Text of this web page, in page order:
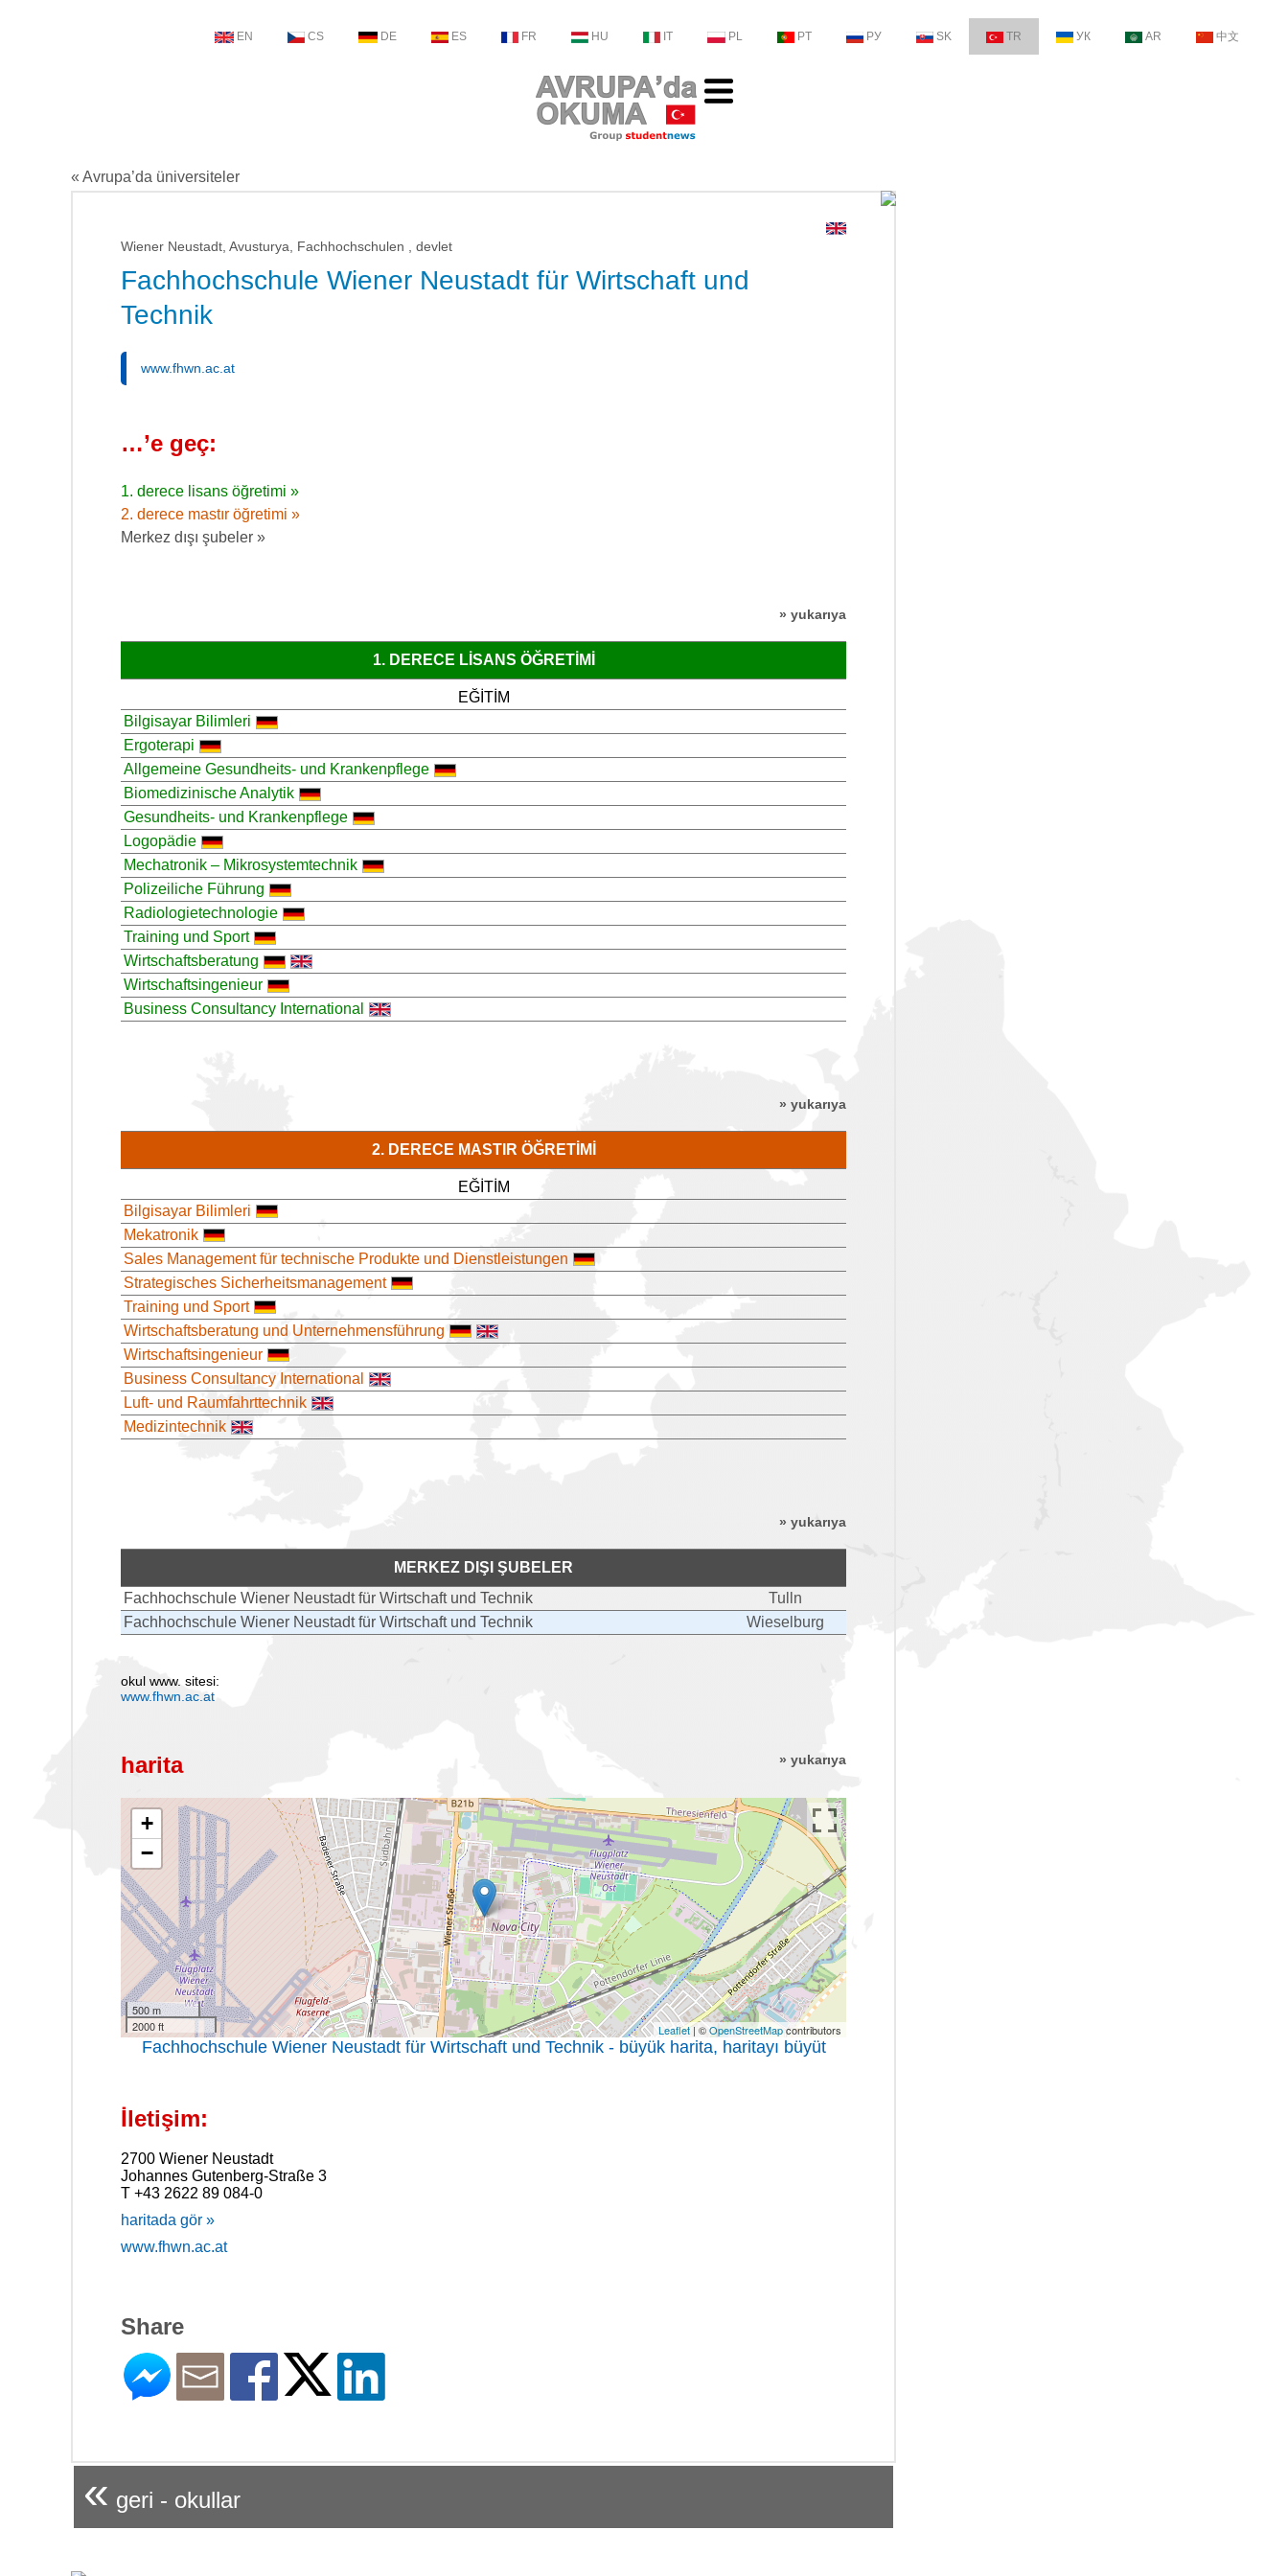
EN CS DE ES FR HU IT PL PT РУ SK TR УК AR 中文
« Avrupa’da üniversiteler
Wiener Neustadt, Avusturya, Fachhochschulen , devlet
Fachhochschule Wiener Neustadt für Wirtschaft und
Technik
www.fhwn.ac.at
…’e geç:
1. derece lisans öğretimi »
2. derece mastır öğretimi »
Merkez dışı şubeler »
» yukarıya
1. DERECE LISANS ÖĞRETIMI
EĞITIM
Bilgisayar Bilimleri
Ergoterapi
Allgemeine Gesundheits- und Krankenpflege
Biomedizinische Analytik
Gesundheits- und Krankenpflege
Logopädie
Mechatronik – Mikrosystemtechnik
Polizeiliche Führung
Radiologietechnologie
Training und Sport
Wirtschaftsberatung
Wirtschaftsingenieur
Business Consultancy International
» yukarıya
2. DERECE MASTIR ÖĞRETIMI
EĞITIM
Bilgisayar Bilimleri
Mekatronik
Sales Management für technische Produkte und Dienstleistungen
Strategisches Sicherheitsmanagement
Training und Sport
Wirtschaftsberatung und Unternehmensführung
Wirtschaftsingenieur
Business Consultancy International
Luft- und Raumfahrttechnik
Medizintechnik
» yukarıya
MERKEZ DIŞI ŞUBELER
Fachhochschule Wiener Neustadt für Wirtschaft und Technik
Tulln
Fachhochschule Wiener Neustadt für Wirtschaft und Technik
Wieselburg
okul www. sitesi:
www.fhwn.ac.at
» yukarıya
harita
+
−
500 m
2000 ft
Leaflet| ©OpenStreetMapcontributors
Fachhochschule Wiener Neustadt für Wirtschaft und Technik - büyük harita, haritayı büyüt
İletişim:
2700 Wiener Neustadt
Johannes Gutenberg-Straße 3
T +43 2622 89 084-0
haritada gör »
www.fhwn.ac.at
Share
« geri - okullar